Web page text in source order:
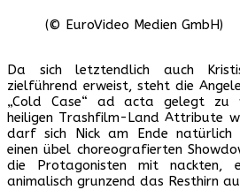
(© EuroVideo Medien GmbH)
Da sich letztendlich auch
zielführend erweist, steht die
„Cold Case“ ad acta gelegt zu
heiligen Trashfilm-Land Attribute
darf sich Nick am Ende
einen übel choreografierten
die Protagonisten mit nackten,
animalisch grunzend das Resthirn